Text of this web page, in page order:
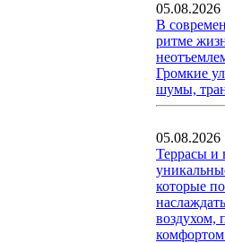
05.08.2026
В
ритме
Громкие
шумы,
05.08.2026
Террасы и
которые
воздухом,